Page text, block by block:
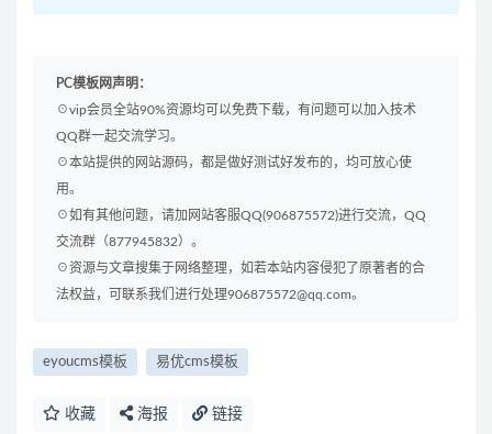
PC模板网声明：
☉vip会员全站90%资源均可以免费下载，有问题可以加入技术
QQ群一起交流学习。
☉本站提供的网站源码，都是做好测试好发布的，均可放心使
用。
☉如有其他问题，请加网站客服QQ(906875572)进行交流，QQ
交流群（877945832）。
☉资源与文章搜集于网络整理，如若本站内容侵犯了原著者的合
法权益，可联系我们进行处理906875572@qq.com。
eyoucms模板 易优cms模板
收藏 海报 链接